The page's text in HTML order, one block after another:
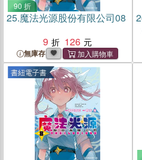
90 折
25.魔法光源股份有限公司08
9
126
無庫存
書紐電子書